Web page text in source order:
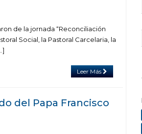
de la jornada “Reconciliación
Social, la Pastoral Carcelaria, la
Leer Más
del Papa Francisco